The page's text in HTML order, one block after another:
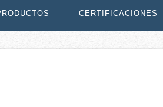
CERTIFICACIONES